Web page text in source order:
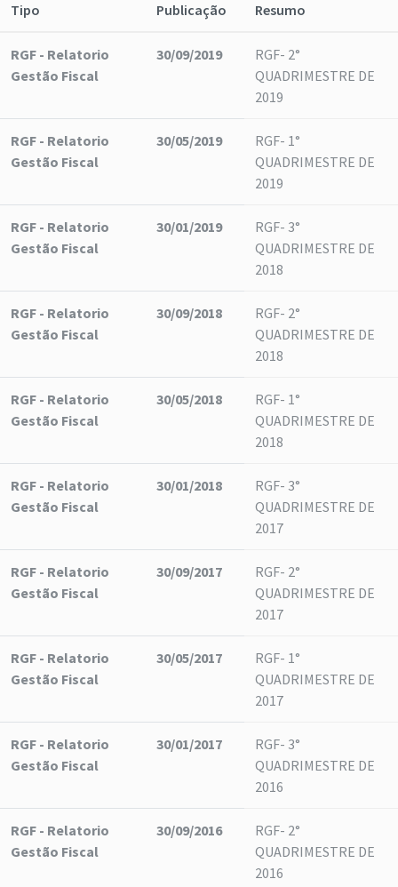
Tipo
Publicação
Resumo
RGF - Relatorio
Gestão Fiscal
30/09/2019
RGF- 2°
QUADRIMESTRE DE
2019
RGF - Relatorio
Gestão Fiscal
30/05/2019
RGF- 1°
QUADRIMESTRE DE
2019
RGF - Relatorio
Gestão Fiscal
30/01/2019
RGF- 3°
QUADRIMESTRE DE
2018
RGF - Relatorio
Gestão Fiscal
30/09/2018
RGF- 2°
QUADRIMESTRE DE
2018
RGF - Relatorio
Gestão Fiscal
30/05/2018
RGF- 1°
QUADRIMESTRE DE
2018
RGF - Relatorio
Gestão Fiscal
30/01/2018
RGF- 3°
QUADRIMESTRE DE
2017
RGF - Relatorio
Gestão Fiscal
30/09/2017
RGF- 2°
QUADRIMESTRE DE
2017
RGF - Relatorio
Gestão Fiscal
30/05/2017
RGF- 1°
QUADRIMESTRE DE
2017
RGF - Relatorio
Gestão Fiscal
30/01/2017
RGF- 3°
QUADRIMESTRE DE
2016
RGF - Relatorio
Gestão Fiscal
30/09/2016
RGF- 2°
QUADRIMESTRE DE
2016